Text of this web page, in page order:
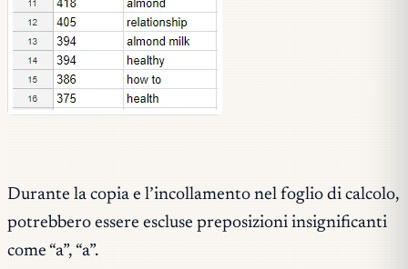
Durante la copia e l’incollamento nel foglio di calcolo,
potrebbero essere escluse preposizioni insignificanti
come “a”, “a”.